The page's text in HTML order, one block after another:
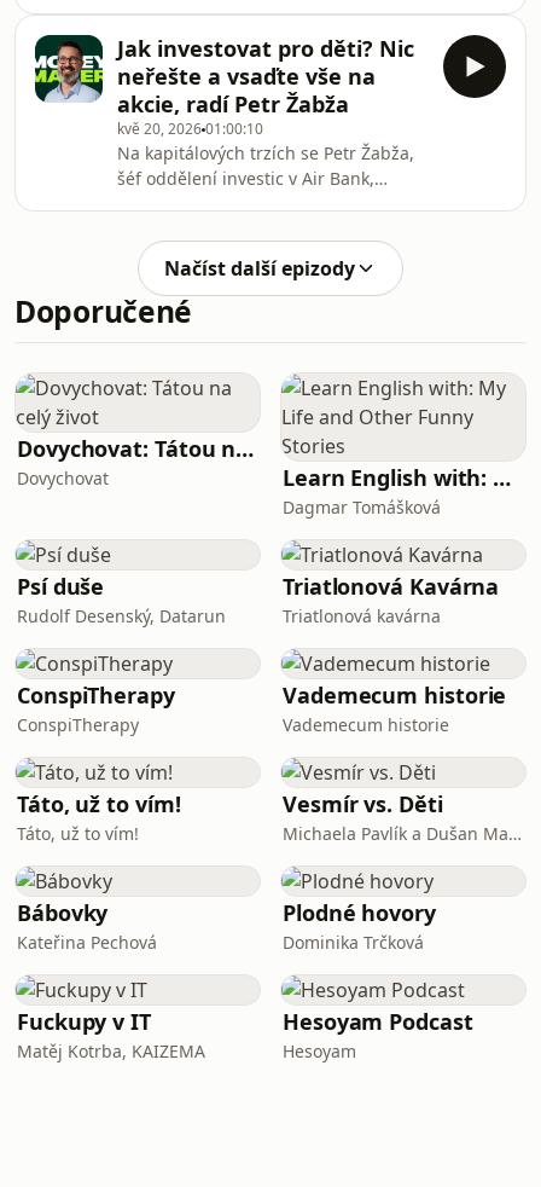
míří dál.🟢 Co všechno ve firmě
převzala umělá inteligen
bezmála 14 let šéfkou a hlavní tváří
skupiny Aures, do níž patří síť
autobazarů AAA Auto. Ve firmě navíc
pracuje tři dekády a zažila toho
opravdu hodně – úzce spolupracovala
s jejím zakladatelem Anthony
Dennym, byla u toho, když společnost
vstoupila na burzu i z
Jak investovat pro děti? Nic
neřešte a vsaďte vše na
akcie, radí Petr Žabža
kvě 20, 202601:00:10
Na kapitálových trzích se Petr Žabža,
šéf oddělení investic v Air Bank,
dot.com bubliny z přelomu milénia,
velkou finanční krizi let 2008 až 2009 a
samozřejmě i covidový šok. A to, co
zažíváme dnes v souvislosti s AI
nic výjimečného,“ říká zkušený
investor v novém dílu podcastu
Money Make
Načíst další epizody
Doporučené
Dovychovat: Tátou na celý život
Dovychovat Learn English with: My Life and Other Funny Stories
Dagmar Tomášková
Psí duše
Rudolf Desenský, Datarun
Triatlonová Kavárna
Triatlonová kavárna
ConspiTherapy
ConspiTherapy
Vademecum historie
Vademecum historie
Táto, už to vím!
Táto, už to vím!
Vesmír vs. Děti
Michaela Pavlík a Dušan Majer
Bábovky
Kateřina Pechová
Plodné hovory
Dominika Trčková
Fuckupy v IT
Matěj Kotrba, KAIZEMA
Hesoyam Podcast
Hesoyam